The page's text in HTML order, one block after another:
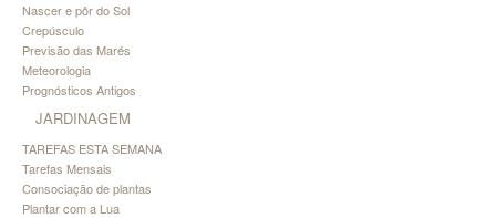
Nascer e pôr do Sol
Crepúsculo
Previsão das Marés
Meteorologia
Prognósticos Antigos
JARDINAGEM
TAREFAS ESTA SEMANA
Tarefas Mensais
Consociação de plantas
Plantar com a Lua